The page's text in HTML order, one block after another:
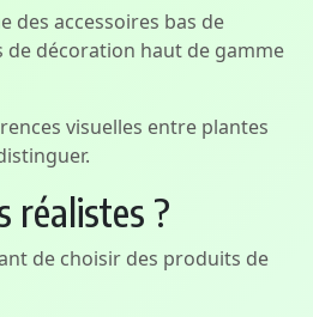
des accessoires bas de
de décoration haut de gamme
visuelles entre plantes
réalistes ?
de choisir des produits de